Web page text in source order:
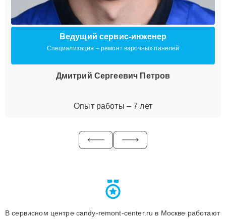
Ведущий сервис-инженер
Специализация – ремонт варочных панелей
Дмитрий Сергеевич Петров
Опыт работы – 7 лет
В сервисном центре candy-remont-center.ru в Москве работают